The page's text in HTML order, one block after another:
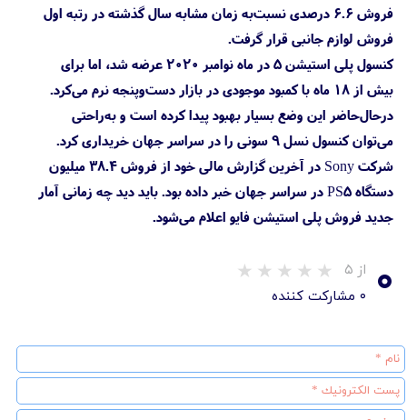
فروش ۶.۶ درصدی نسبت‌به زمان مشابه سال گذشته در رتبه اول
فروش لوازم جانبی قرار گرفت.
کنسول پلی استیشن 5 در ماه نوامبر ۲۰۲۰ عرضه شد، اما برای
بیش از ۱۸ ماه با کمبود موجودی در بازار دست‌وپنجه نرم می‌کرد.
درحال‌حاضر این وضع بسیار بهبود پیدا کرده است و به‌راحتی
می‌توان کنسول نسل ۹ سونی را در سراسر جهان خریداری کرد.
شرکت Sony در آخرین گزارش مالی خود از فروش ۳۸.۴ میلیون
دستگاه PS5 در سراسر جهان خبر داده بود. باید دید چه زمانی آمار
جدید فروش پلی استیشن فایو اعلام می‌شود.
۰ از ۵
۰ مشارکت کننده